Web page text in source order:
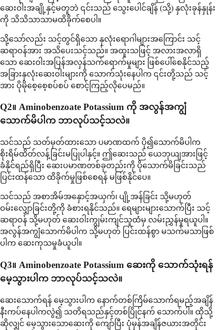
ဆေးဝါးအချို့နှင့်မတူဘဲ ၎င်းသည် သွေးပေါင်ချိန် (သို့) နှလုံးခုန်နှုန်း
ကို သိသိသာသာမထိခိုက်စေပါ။
သို့သော်လည်း သင့်တွင်ရှိသော နှလုံးရောဂါများအကြောင်း သင့်
ဆရာဝန်အား အသိပေးသင့်သည်။ အထူးသဖြင့် အလားအလာရှိ
သော ဆေးဝါးအပြန်အလှန်သက်ရောက်မှုများ ဖြစ်ပေါ်စေနိုင်သည့်
အခြားနှလုံးဆေးဝါးများကို သောက်သုံးနေပါက ၎င်းတို့သည် သင့်
အား ပိုမိုစေ့စေ့စပ်စပ် စောင့်ကြည့်လိုပေမည်။
Q2။ Aminobenzoate Potassium ကို အလွန်အကျွံ
သောက်မိပါက ဘာလုပ်သင့်သလဲ။
သင်သည် သတ်မှတ်ထားသော ပမာဏထက် ပို၍သောက်မိပါက
စိုးရိမ်ထိတ်လန့်ခြင်းမပြုပါနှင့်။ ဤဆေးသည် ယေဘုယျအားဖြင့်
ခံနိုင်ရည်ရှိပြီး ဆေးပမာဏတစ်ခုတည်းကို ပိုသောက်မိခြင်းသည်
ပြင်းထန်သော ထိခိုက်မှုဖြစ်စေရန် မဖြစ်နိုင်ပေ။
သင်သည် အစာအိမ်အနှောင့်အယှက်၊ ပျို့အန်ခြင်း သို့မဟုတ်
ဝမ်းလျှောခြင်းတို့ကို ခံစားရနိုင်သည်။ ရေများများသောက်ပြီး သင့်
ဆရာဝန် သို့မဟုတ် ဆေးဝါးကျွမ်းကျင်သူထံမှ လမ်းညွှန်မှုရယူပါ။
အလွန်အကျွံသောက်မိပါက သို့မဟုတ် ပြင်းထန်စွာ မသက်မသာဖြစ်
ပါက ဆေးကုသမှုခံယူပါ။
Q3။ Aminobenzoate Potassium ဆေးကို သောက်သုံးရန်
မေ့သွားပါက ဘာလုပ်သင့်သလဲ။
ဆေးသောက်ရန် မေ့သွားပါက နောက်တစ်ကြိမ်သောက်ရမည့်အချိန်
နီးကပ်နေပါကလွဲ၍ သတိရသည်နှင့်တစ်ပြိုင်နက် သောက်ပါ။ ထိုသို့
ဆိုလျှင် မေ့သွားသောဆေးကို ကျော်ပြီး ပုံမှန်အချိန်ဇယားအတိုင်း